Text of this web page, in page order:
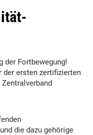
der Fortbewegung!
der ersten zertifizierten
die dazu gehörige